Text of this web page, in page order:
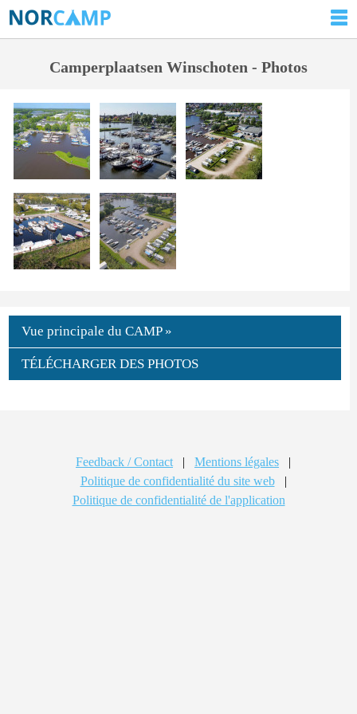
Camperplaatsen Winschoten - Photos
Vue principale du CAMP »
TÉLÉCHARGER DES PHOTOS
Feedback / Contact | Mentions légales
|
Politique de confidentialité du site web
|
Politique de confidentialité de l'application